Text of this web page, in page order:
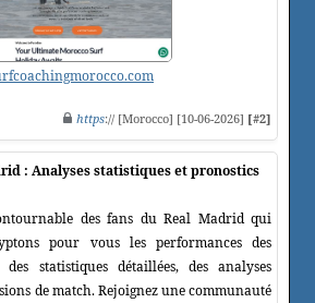
https:// [Morocco] [10-06-2026] [#2]
: Analyses statistiques et pronostics
des fans du Real Madrid qui
pour vous les performances des
statistiques détaillées, des analyses
de match. Rejoignez une communauté